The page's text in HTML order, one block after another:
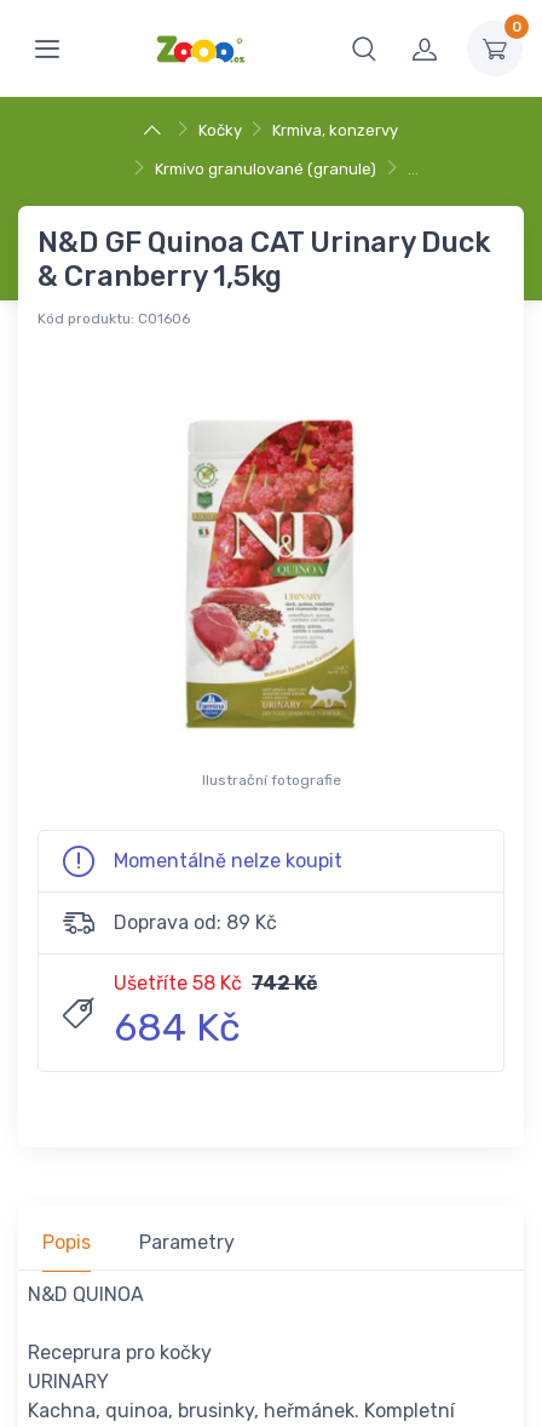
0
Kočky Krmiva, konzervy
Krmivo granulované (granule) …
N&D GF Quinoa CAT Urinary Duck
& Cranberry 1,5kg
Kód produktu: C01606
Ilustrační fotografie
Momentálně nelze koupit
Doprava od: 89 Kč
Ušetříte 58 Kč 742 Kč
684 Kč
Popis Parametry
N&D QUINOA
Receprura pro kočky
URINARY
Kachna, quinoa, brusinky, heřmánek. Kompletní